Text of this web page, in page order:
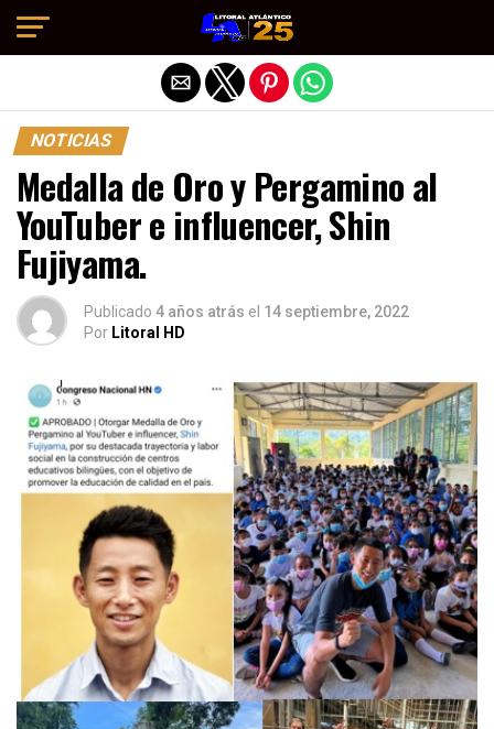
NOTICIAS
Medalla de Oro y Pergamino al
YouTuber e influencer, Shin
Fujiyama.
Publicado 4 años atrás el 14 septiembre, 2022
Por Litoral HD
Salir de la versión móvil